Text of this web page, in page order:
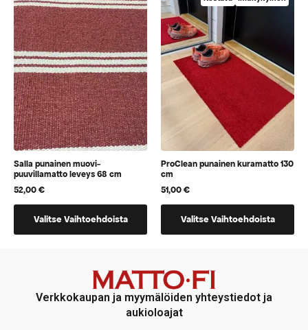
Salla punainen muovi-
puuvillamatto leveys 68 cm
52,00€
Valitse Vaihtoehdoista
voidaan
ProClean punainen kuramatto 130
cm
51,00€
Valitse Vaihtoehdoista
jotka
voidaan
valita
tuotteen
Verkkokaupan ja myymälöiden yhteystiedot ja
aukioloajat